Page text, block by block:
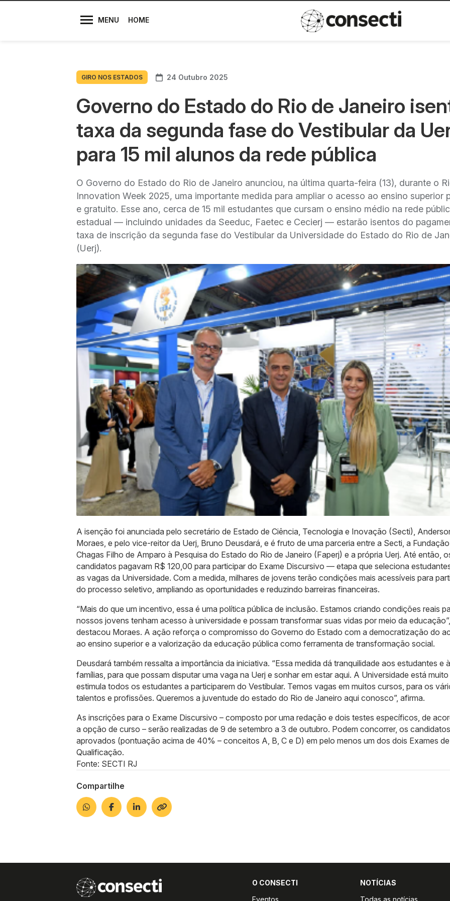
MENU HOME
Diretores
Política de
GIRO NOS ESTADOS 24 Outubro 2025
Governo do Estado do Rio de Janeiro
taxa da segunda fase do Vestibular da
para 15 mil alunos da rede pública
O Governo do Estado do Rio de Janeiro anunciou, na última quarta-feira (13), durante o
Innovation Week 2025, uma importante medida para ampliar o acesso ao ensino superior
e gratuito. Esse ano, cerca de 15 mil estudantes que cursam o ensino médio na rede
estadual — incluindo unidades da Seeduc, Faetec e Cecierj — estarão isentos do
taxa de inscrição da segunda fase do Vestibular da Universidade do Estado do Rio de
(Uerj).
A isenção foi anunciada pelo secretário de Estado de Ciência, Tecnologia e Inovação (Secti),
Moraes, e pelo vice-reitor da Uerj, Bruno Deusdará, e é fruto de uma parceria entre a Secti, a
Chagas Filho de Amparo à Pesquisa do Estado do Rio de Janeiro (Faperj) e a própria Uerj. Até então,
candidatos pagavam R$ 120,00 para participar do Exame Discursivo — etapa que seleciona
as vagas da Universidade. Com a medida, milhares de jovens terão condições mais acessíveis para
do processo seletivo, ampliando as oportunidades e reduzindo barreiras financeiras.
“Mais do que um incentivo, essa é uma política pública de inclusão. Estamos criando condições reais
nossos jovens tenham acesso à universidade e possam transformar suas vidas por meio da educação”,
destacou Moraes. A ação reforça o compromisso do Governo do Estado com a democratização do
ao ensino superior e a valorização da educação pública como ferramenta de transformação social.
Deusdará também ressalta a importância da iniciativa. “Essa medida dá tranquilidade aos estudantes e
famílias, para que possam disputar uma vaga na Uerj e sonhar em estar aqui. A Universidade está
estimula todos os estudantes a participarem do Vestibular. Temos vagas em muitos cursos, para os
talentos e profissões. Queremos a juventude do estado do Rio de Janeiro aqui conosco”, afirma.
As inscrições para o Exame Discursivo – composto por uma redação e dois testes específicos, de
a opção de curso – serão realizadas de 9 de setembro a 3 de outubro. Podem concorrer, os candidatos
aprovados (pontuação acima de 40% – conceitos A, B, C e D) em pelo menos um dos dois Exames de
Qualificação.
Fonte: SECTI RJ
Compartilhe
O CONSECTI
Eventos
NOTÍCIAS
Todas as notícias